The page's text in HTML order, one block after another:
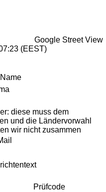
Google Street View
(EEST)
Name
diese muss dem
und die Ländervorwahl
wir nicht zusammen
Prüfcode